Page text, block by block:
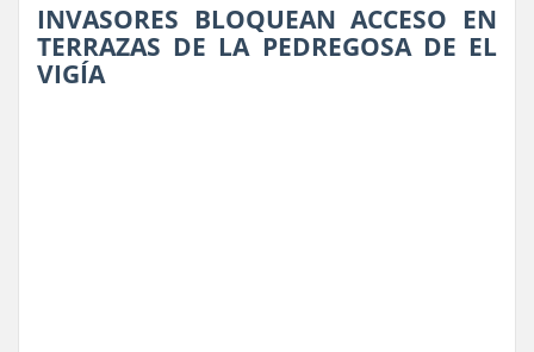
INVASORES BLOQUEAN ACCESO EN
TERRAZAS DE LA PEDREGOSA DE EL
VIGÍA